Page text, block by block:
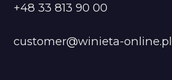
+48 33 813 90 00
customer@winieta-online.pl